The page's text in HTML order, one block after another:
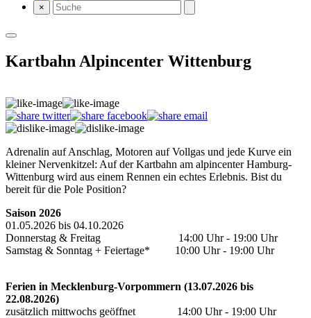
×
Kartbahn Alpincenter Wittenburg
Adrenalin auf Anschlag, Motoren auf Vollgas und jede Kurve ein
kleiner Nervenkitzel: Auf der Kartbahn am alpincenter Hamburg-
Wittenburg wird aus einem Rennen ein echtes Erlebnis. Bist du
bereit für die Pole Position?
Saison 2026
01.05.2026 bis 04.10.2026
Donnerstag & Freitag 14:00 Uhr - 19:00 Uhr
Samstag & Sonntag + Feiertage* 10:00 Uhr - 19:00 Uhr
Ferien in Mecklenburg-Vorpommern (13.07.2026 bis
22.08.2026)
zusätzlich mittwochs geöffnet 14:00 Uhr - 19:00 Uhr